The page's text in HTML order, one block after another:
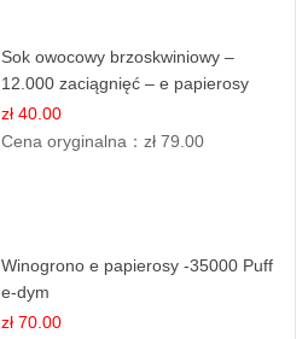
Sok owocowy brzoskwiniowy –
12.000 zaciągnięć – e papierosy
jednorazowe
zł 40.00
Cena oryginalna：zł 79.00
Winogrono e papierosy -35000 Puff
e-dym
zł 70.00